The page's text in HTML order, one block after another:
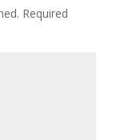
Required